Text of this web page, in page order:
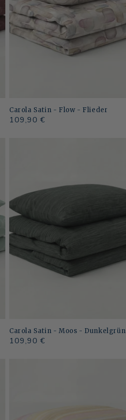
Carola Satin - Flow - Flieder
Normaler
109,90 €
Carola Satin - Moos - Dunkelgrün
Normaler
109,90 €